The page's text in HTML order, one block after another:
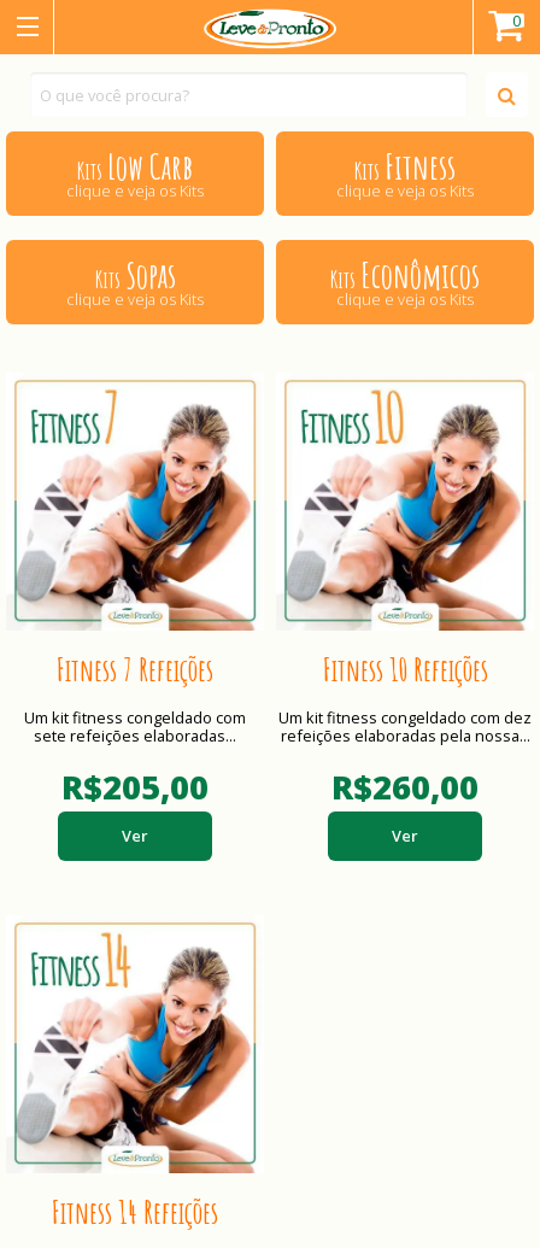
0
Kits Low Carb
clique e veja os Kits
Kits Fitness
clique e veja os Kits
Kits Sopas
clique e veja os Kits
Kits Econômicos
clique e veja os Kits
Fitness 7 Refeições
Um kit fitness congeldado com
sete refeições elaboradas...
R$205,00
Ver
Fitness 10 Refeições
Um kit fitness congeldado com dez
refeições elaboradas pela nossa...
R$260,00
Ver
Fitness 14 Refeições